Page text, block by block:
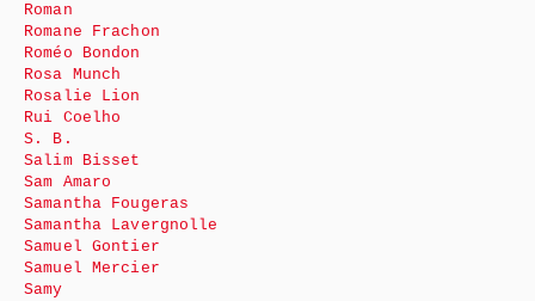
Roman
Romane Frachon
Roméo Bondon
Rosa Munch
Rosalie Lion
Rui Coelho
S. B.
Salim Bisset
Sam Amaro
Samantha Fougeras
Samantha Lavergnolle
Samuel Gontier
Samuel Mercier
Samy